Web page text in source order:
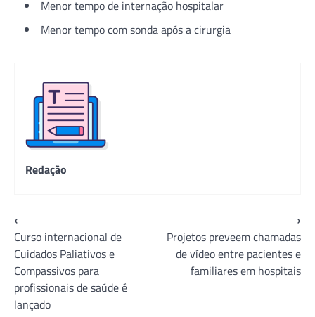
Menor tempo de internação hospitalar
Menor tempo com sonda após a cirurgia
Redação
Navegação
de
Post
⟵
Curso internacional de
Cuidados Paliativos e
Compassivos para
profissionais de saúde é
lançado
Projetos preveem chamadas
de vídeo entre pacientes e
familiares em hospitais
⟶